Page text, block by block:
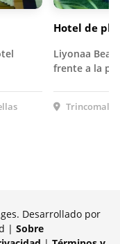
Hotel de
Liyonaa
frente a la
Desarrollado por
| Sobre